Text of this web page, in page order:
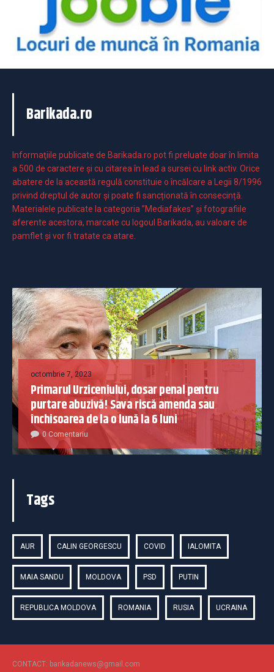
Barikada.ro
Informaţiile publicate de Barikada.ro pot fi preluate doar în limita
a 500 de caractere şi cu citarea în lead a sursei cu link activ. Orice
abatere de la această regulă constituie o încălcare a Legii 8/1996
privind dreptul de autor și poate fi sancționată în consecință.
Materialele publicate la categoria ”Mediafakes” și fotografiile
aferente acestora, marcate cu logoul Barikada, au valoare de
pamflet și vor fi tratate ca atare.
octombrie 7, 2023
Primarul Urziceniului, dosar penal pentru
purtare abuzivă! Sava riscă amenda sau
închisoarea de la o lună la 6 luni
0 Comentariu
Tags
AUR CALIN GEORGESCU COVID IALOMITA
MAIA SANDU MOLDOVA PSD PUTIN
REPUBLICA MOLDOVA ROMANIA RUSIA UCRAINA
CONTACT: barikadanews@gmail.com